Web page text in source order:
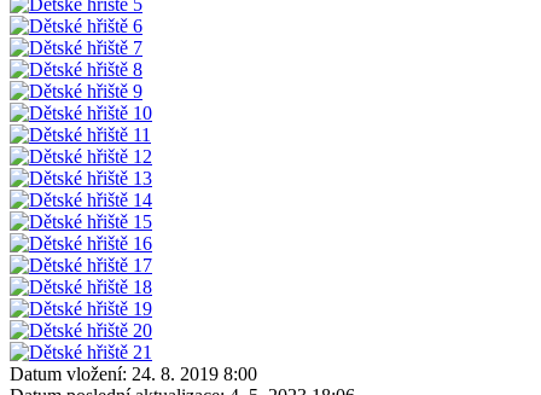
Datum vložení: 24. 8. 2019 8:00